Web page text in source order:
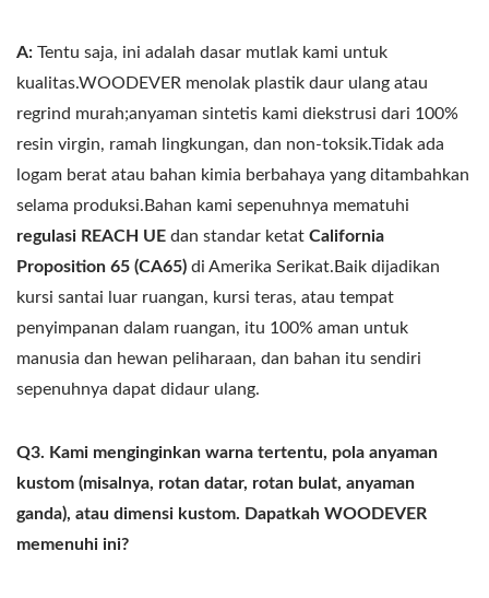
A: Tentu saja, ini adalah dasar mutlak kami untuk
kualitas.WOODEVER menolak plastik daur ulang atau
regrind murah;anyaman sintetis kami diekstrusi dari 100%
resin virgin, ramah lingkungan, dan non-toksik.Tidak ada
logam berat atau bahan kimia berbahaya yang ditambahkan
selama produksi.Bahan kami sepenuhnya mematuhi
regulasi REACH UE dan standar ketat California
Proposition 65 (CA65) di Amerika Serikat.Baik dijadikan
kursi santai luar ruangan, kursi teras, atau tempat
penyimpanan dalam ruangan, itu 100% aman untuk
manusia dan hewan peliharaan, dan bahan itu sendiri
sepenuhnya dapat didaur ulang.
Q3. Kami menginginkan warna tertentu, pola anyaman
kustom (misalnya, rotan datar, rotan bulat, anyaman
ganda), atau dimensi kustom. Dapatkah WOODEVER
memenuhi ini?